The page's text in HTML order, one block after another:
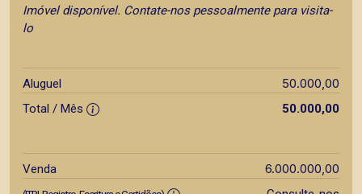
Imóvel disponível. Contate-nos pessoalmente para visita-
lo
Aluguel 50.000,00
Total / Mês 50.000,00
Venda 6.000.000,00